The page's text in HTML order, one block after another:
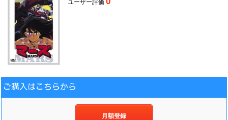
ユーザー評価
月額登録